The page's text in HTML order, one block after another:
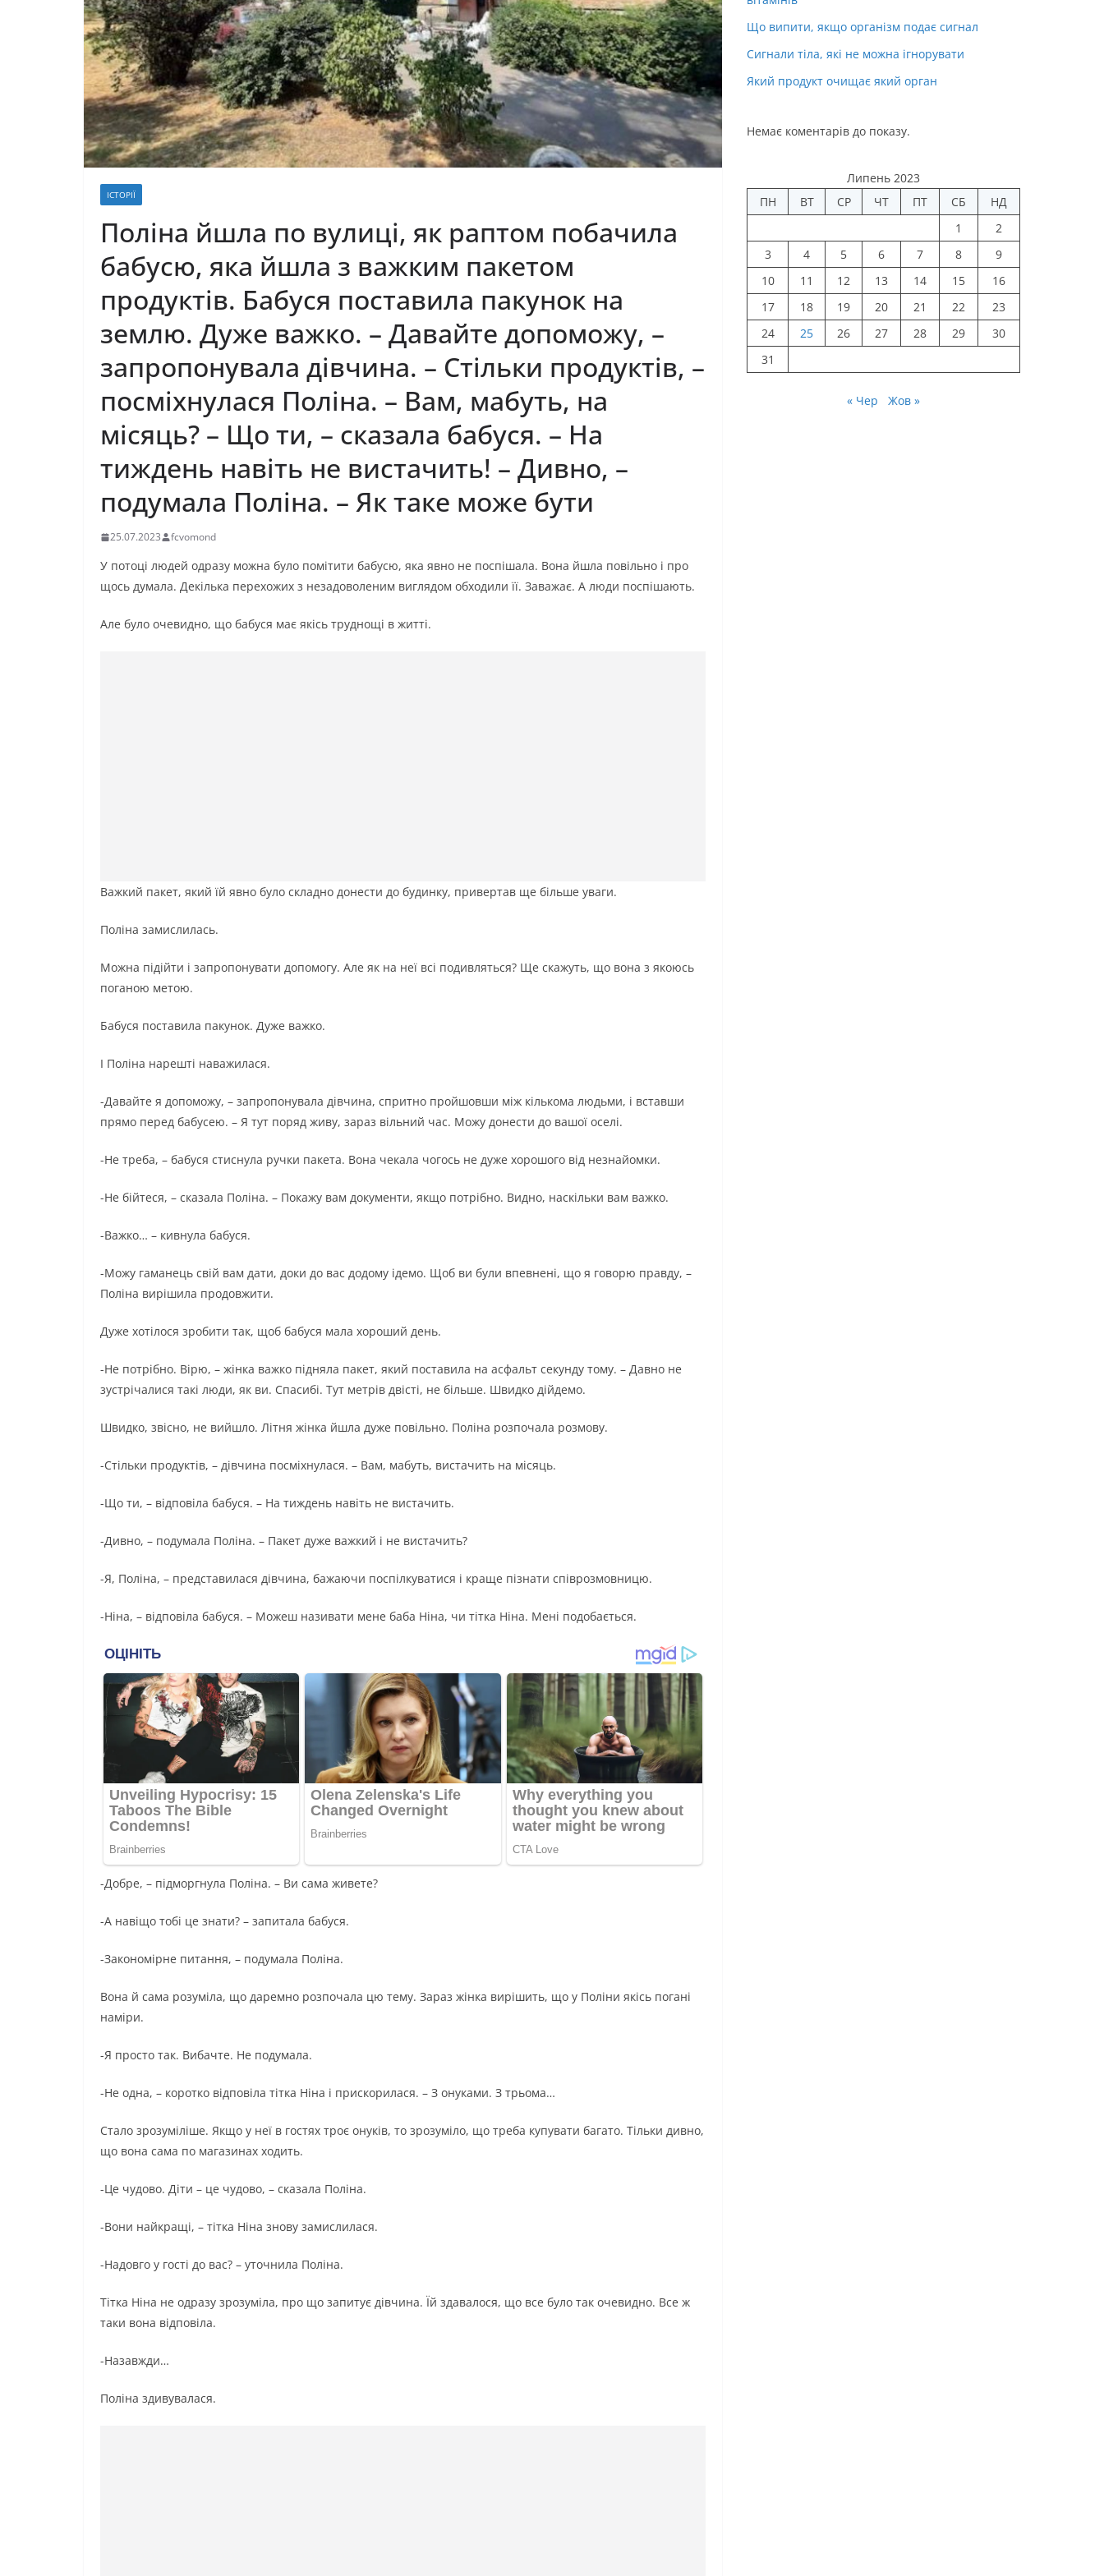
ІСТОРІЇ
Поліна йшла по вулиці, як раптом побачила
бабусю, яка йшла з важким пакетом
продуктів. Бабуся поставила пакунок на
землю. Дуже важко. – Давайте допоможу, –
запропонувала дівчина. – Стільки продуктів, –
посміхнулася Поліна. – Вам, мабуть, на
місяць? – Що ти, – сказала бабуся. – На
тиждень навіть не вистачить! – Дивно, –
подумала Поліна. – Як таке може бути
25.07.2023 fcvomond
У потоці людей одразу можна було помітити бабусю, яка явно не поспішала. Вона йшла повільно і про
щось думала. Декілька перехожих з незадоволеним виглядом обходили її. Заважає. А люди поспішають.
Але було очевидно, що бабуся має якісь труднощі в житті.
Важкий пакет, який їй явно було складно донести до будинку, привертав ще більше уваги.
Поліна замислилась.
Можна підійти і запропонувати допомогу. Але як на неї всі подивляться? Ще скажуть, що вона з якоюсь
поганою метою.
Бабуся поставила пакунок. Дуже важко.
І Поліна нарешті наважилася.
-Давайте я допоможу, – запропонувала дівчина, спритно пройшовши між кількома людьми, і вставши
прямо перед бабусею. – Я тут поряд живу, зараз вільний час. Можу донести до вашої оселі.
-Не треба, – бабуся стиснула ручки пакета. Вона чекала чогось не дуже хорошого від незнайомки.
-Не бійтеся, – сказала Поліна. – Покажу вам документи, якщо потрібно. Видно, наскільки вам важко.
-Важко… – кивнула бабуся.
-Можу гаманець свій вам дати, доки до вас додому ідемо. Щоб ви були впевнені, що я говорю правду, –
Поліна вирішила продовжити.
Дуже хотілося зробити так, щоб бабуся мала хороший день.
-Не потрібно. Вірю, – жінка важко підняла пакет, який поставила на асфальт секунду тому. – Давно не
зустрічалися такі люди, як ви. Спасибі. Тут метрів двісті, не більше. Швидко дійдемо.
Швидко, звісно, ​​не вийшло. Літня жінка йшла дуже повільно. Поліна розпочала розмову.
-Стільки продуктів, – дівчина посміхнулася. – Вам, мабуть, вистачить на місяць.
-Що ти, – відповіла бабуся. – На тиждень навіть не вистачить.
-Дивно, – подумала Поліна. – Пакет дуже важкий і не вистачить?
-Я, Поліна, – представилася дівчина, бажаючи поспілкуватися і краще пізнати співрозмовницю.
-Ніна, – відповіла бабуся. – Можеш називати мене баба Ніна, чи тітка Ніна. Мені подобається.
-Добре, – підморгнула Поліна. – Ви сама живете?
-А навіщо тобі це знати? – запитала бабуся.
-Закономірне питання, – подумала Поліна.
Вона й сама розуміла, що даремно розпочала цю тему. Зараз жінка вирішить, що у Поліни якісь погані
наміри.
-Я просто так. Вибачте. Не подумала.
-Не одна, – коротко відповіла тітка Ніна і прискорилася. – З онуками. З трьома…
Стало зрозуміліше. Якщо у неї в гостях троє онуків, то зрозуміло, що треба купувати багато. Тільки дивно,
що вона сама по магазинах ходить.
-Це чудово. Діти – це чудово, – сказала Поліна.
-Вони найкращі, – тітка Ніна знову замислилася.
-Надовго у гості до вас? – уточнила Поліна.
Тітка Ніна не одразу зрозуміла, про що запитує дівчина. Їй здавалося, що все було так очевидно. Все ж
таки вона відповіла.
-Назавжди…
Поліна здивувалася.
Що випити, якщо організм подає сигнал
Сигнали тіла, які не можна ігнорувати
Який продукт очищає який орган
Немає коментарів до показу.
Липень 2023
ПН
ВТ СР ЧТ ПТ СБ
НД
1
2
3
4 5 6 7 8
9
10
11 12 13 14 15
16
17
18 19 20 21 22
23
24
25 26 27 28 29
30
31
« Чер Жов »